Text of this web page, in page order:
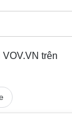
trên